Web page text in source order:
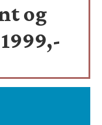
og